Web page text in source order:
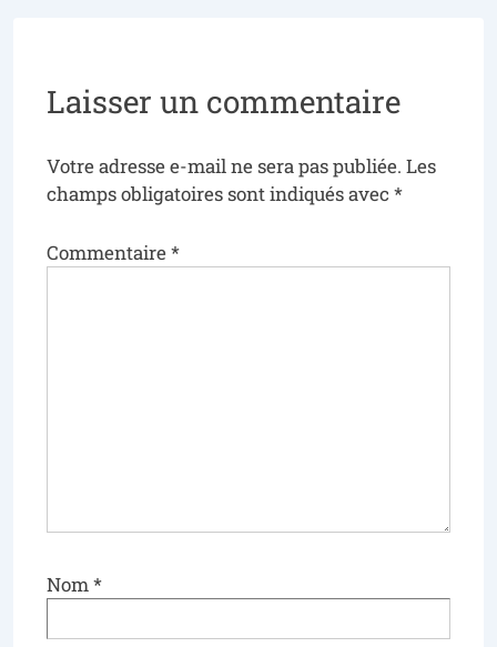
Laisser un commentaire
Votre adresse e-mail ne sera pas publiée. Les
champs obligatoires sont indiqués avec *
Commentaire*
Nom*